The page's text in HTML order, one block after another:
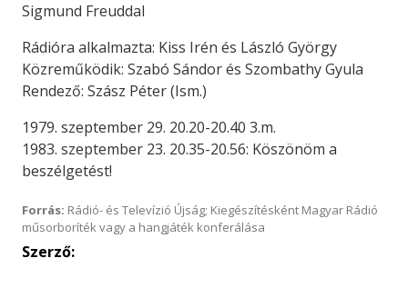
Sigmund Freuddal
Rádióra alkalmazta: Kiss Irén és László György
Közreműködik: Szabó Sándor és Szombathy Gyula
Rendező: Szász Péter (Ism.)
1979. szeptember 29. 20.20-20.40 3.m.
1983. szeptember 23. 20.35-20.56: Köszönöm a
beszélgetést!
Forrás: Rádió- és Televízió Újság; Kiegészítésként Magyar Rádió
műsorboríték vagy a hangjáték konferálása
Szerző: